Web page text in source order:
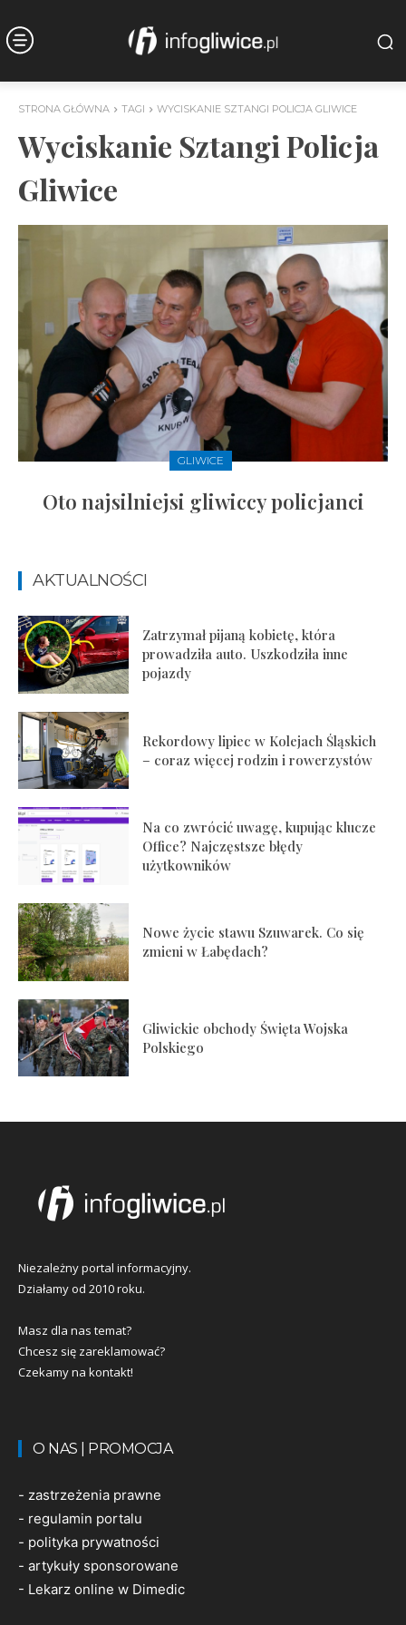
STRONA GŁÓWNA TAGI WYCISKANIE SZTANGI POLICJA GLIWICE
Wyciskanie Sztangi Policja
Gliwice
GLIWICE
Oto najsilniejsi gliwiccy policjanci
AKTUALNOŚCI
Zatrzymał pijaną kobietę, która
prowadziła auto. Uszkodziła inne
pojazdy
Rekordowy lipiec w Kolejach Śląskich
– coraz więcej rodzin i rowerzystów
Na co zwrócić uwagę, kupując klucze
Office? Najczęstsze błędy
użytkowników
Nowe życie stawu Szuwarek. Co się
zmieni w Łabędach?
Gliwickie obchody Święta Wojska
Polskiego
Niezależny portal informacyjny.
Działamy od 2010 roku.
Masz dla nas temat?
Chcesz się zareklamować?
Czekamy na kontakt!
O NAS | PROMOCJA
- zastrzeżenia prawne
- regulamin portalu
- polityka prywatności
- artykuły sponsorowane
- Lekarz online w Dimedic